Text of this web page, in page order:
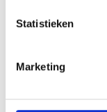
Statistieken
Marketing
cartoon orka